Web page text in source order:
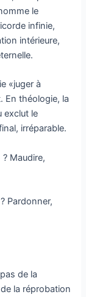
le
infinie,
intérieure,
«juger à
En théologie, la
exclut le
irréparable.
Maudire,
Pardonner,
de la
la réprobation